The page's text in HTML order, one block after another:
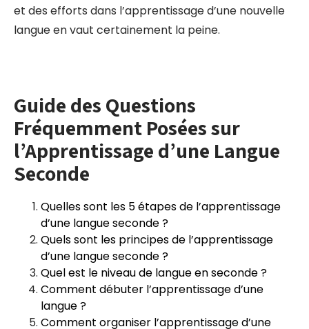
et des efforts dans l’apprentissage d’une nouvelle
langue en vaut certainement la peine.
Guide des Questions
Fréquemment Posées sur
l’Apprentissage d’une Langue
Seconde
Quelles sont les 5 étapes de l’apprentissage
d’une langue seconde ?
Quels sont les principes de l’apprentissage
d’une langue seconde ?
Quel est le niveau de langue en seconde ?
Comment débuter l’apprentissage d’une
langue ?
Comment organiser l’apprentissage d’une